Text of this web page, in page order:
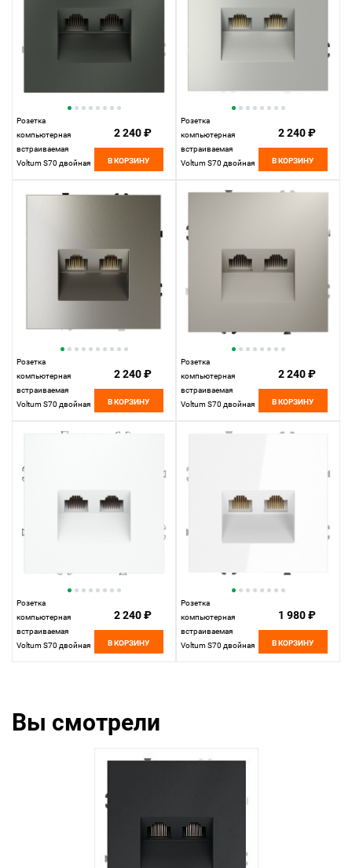
Розетка
компьютерная
встраиваемая
Voltum S70 двойная
титан пластик Soft
2 240 ₽
В КОРЗИНУ
Розетка
компьютерная
встраиваемая
Voltum S70 двойная
сталь пластик Soft
2 240 ₽
В КОРЗИНУ
Розетка
компьютерная
встраиваемая
Voltum S70 двойная
шелк пластик Soft
2 240 ₽
В КОРЗИНУ
Розетка
компьютерная
встраиваемая
Voltum S70 двойная
кашемир пластик
2 240 ₽
В КОРЗИНУ
Розетка
компьютерная
встраиваемая
Voltum S70 двойная
2 240 ₽
В КОРЗИНУ
Розетка
компьютерная
встраиваемая
Voltum S70 двойная
1 980 ₽
В КОРЗИНУ
Вы смотрели